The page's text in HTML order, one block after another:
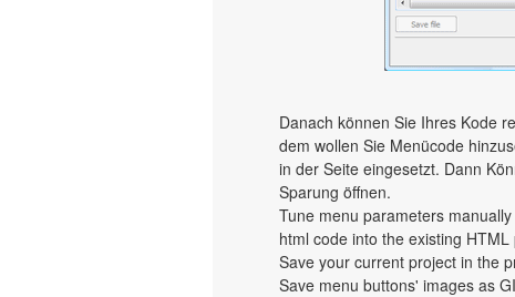
Danach können Sie Ihres Kode
dem wollen Sie Menücode
in der Seite eingesetzt. Dann
Sparung öffnen.
Tune menu parameters
html code into the existing
Save your current project in the
Save menu buttons' images as